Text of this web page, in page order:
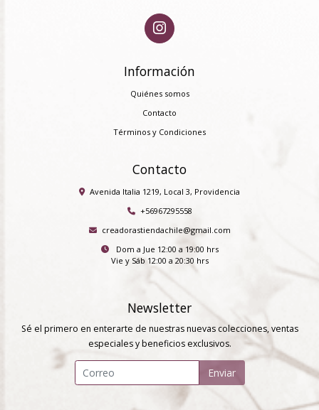
Información
Quiénes somos
Contacto
Términos y Condiciones
Contacto
Avenida Italia 1219, Local 3, Providencia
+56967295558
creadorastiendachile@gmail.com
Dom a Jue 12:00 a 19:00 hrs
Vie y Sáb 12:00 a 20:30 hrs
Newsletter
Sé el primero en enterarte de nuestras nuevas colecciones, ventas
especiales y beneficios exclusivos.
Enviar